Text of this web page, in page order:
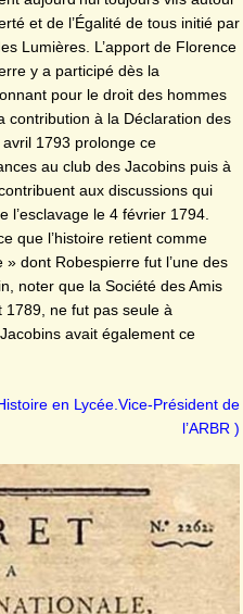
et de l’Égalité de tous initié par
Lumières. L’apport de Florence
y a participé dès la
pour le droit des hommes
contribution à la Déclaration des
1793 prolonge ce
au club des Jacobins puis à
aux discussions qui
l’esclavage le 4 février 1794.
que l’histoire retient comme
dont Robespierre fut l’une des
noter que la Société des Amis
ne fut pas seule à
avait également ce
en Lycée.Vice-Président de
l’ARBR )